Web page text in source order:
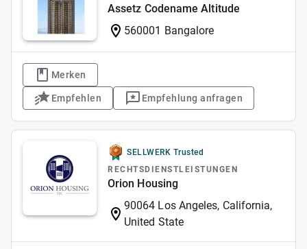
Assetz Codename Altitude
560001 Bangalore
Merken
Empfehlen Empfehlung anfragen
SELLWERK Trusted
RECHTSDIENSTLEISTUNGEN
Orion Housing
90064 Los Angeles, California,
United State